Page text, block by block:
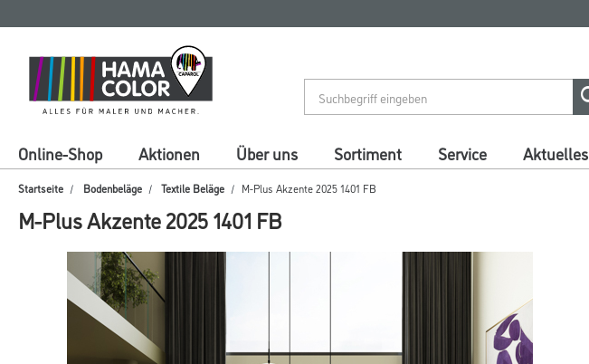
springen
springen
Online-Shop Aktionen Über uns Sortiment Service Aktuelles
Startseite Bodenbeläge Textile Beläge M-Plus Akzente 2025 1401 FB
M-Plus Akzente 2025 1401 FB